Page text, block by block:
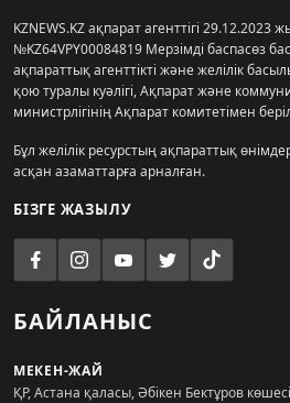
KZNEWS.KZ ақпарат агенттігі 29.12.2023
№KZ64VPY00084819 Мерзімді баспасөз
ақпараттық агенттікті және желілік
қою туралы куәлігі, Ақпарат және
министрлігінің Ақпарат комитетімен
Бұл желілік ресурстың ақпараттық
асқан азаматтарға арналған.
БІЗГЕ ЖАЗЫЛУ
БАЙЛАНЫС
МЕКЕН-ЖАЙ
ҚР, Астана қаласы, Әбікен Бектұров